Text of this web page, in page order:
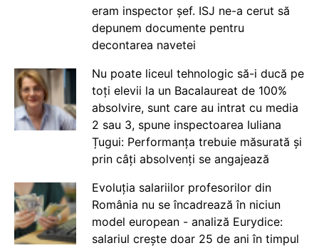
eram inspector șef. ISJ ne-a cerut să
depunem documente pentru
decontarea navetei
Nu poate liceul tehnologic să-i ducă pe
toți elevii la un Bacalaureat de 100%
absolvire, sunt care au intrat cu media
2 sau 3, spune inspectoarea Iuliana
Țugui: Performanța trebuie măsurată și
prin câți absolvenți se angajează
Evoluția salariilor profesorilor din
România nu se încadrează în niciun
model european - analiză Eurydice:
salariul crește doar 25 de ani în timpul